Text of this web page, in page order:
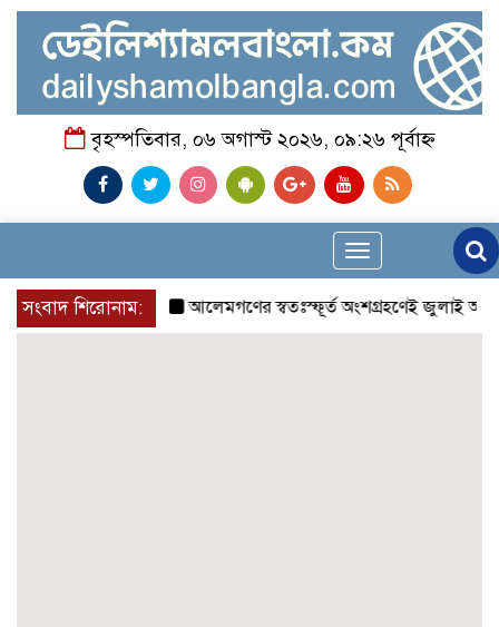
বৃহস্পতিবার, ০৬ অগাস্ট ২০২৬, ০৯:২৬ পূর্বাহ্ন
Toggle
navigation
সংবাদ শিরোনাম:
আলেমগণের স্বতঃস্ফূর্ত অংশগ্রহণেই জুলাই